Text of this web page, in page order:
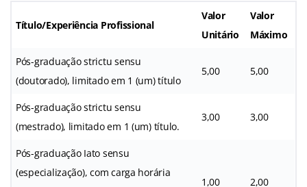
Título/Experiência Profissional
Valor
Unitário
Valor
Máximo
Pós-graduação strictu sensu
(doutorado), limitado em 1 (um) título
5,00 5,00
Pós-graduação strictu sensu
(mestrado), limitado em 1 (um) título.
3,00 3,00
Pós-graduação Iato sensu
(especialização), com carga horária
1,00 2,00